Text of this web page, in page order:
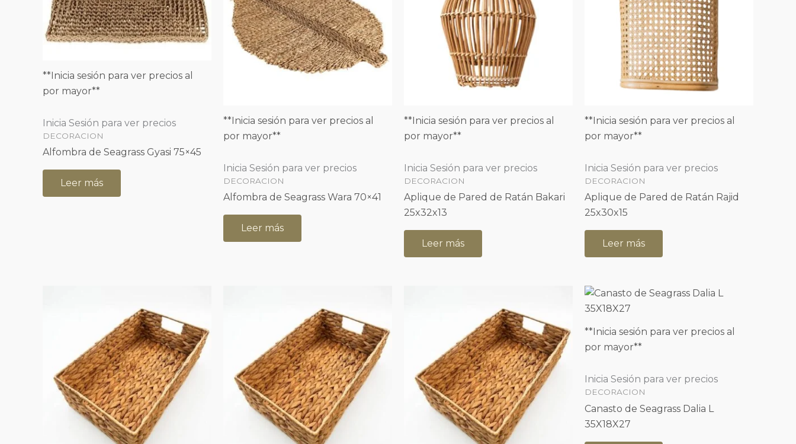
**Inicia sesión para ver precios al
por mayor**
Inicia Sesión para ver precios
DECORACION
Alfombra de Seagrass Gyasi 75×45
Leer más
**Inicia sesión para ver precios al
por mayor**
Inicia Sesión para ver precios
DECORACION
Alfombra de Seagrass Wara 70×41
Leer más
**Inicia sesión para ver precios al
por mayor**
Inicia Sesión para ver precios
DECORACION
Aplique de Pared de Ratán Bakari
25x32x13
Leer más
**Inicia sesión para ver precios al
por mayor**
Inicia Sesión para ver precios
DECORACION
Aplique de Pared de Ratán Rajid
25x30x15
Leer más
**Inicia sesión para ver precios al
por mayor**
Inicia Sesión para ver precios
DECORACION
Canasto de Seagrass Dalia L
35X18X27